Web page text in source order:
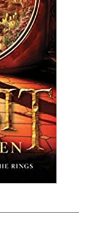
Tarantula